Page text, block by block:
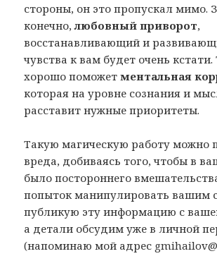
стороны, он это пропускал мимо.
конечно,любовный приворот,
восстанавливающий и
чувства к вам будет очень
хорошо поможетментальная
которая на уровне сознания и
расставит нужные приоритеты.
Такую магическую работу можно
вреда, добиваясь того, чтобы в
было постороннего
попыток манипулировать вашим
публикую эту информацию с
а детали обсудим уже в личной
(напоминаю мой адрес